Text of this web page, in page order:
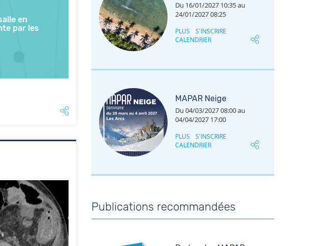
en
par les
Du 16/01/2027 10:35 au
24/01/2027 08:25
PLUS
S’INSCRIRE
CALENDRIER
MAPAR Neige
Du 04/03/2027 08:00 au
04/04/2027 17:00
PLUS
S’INSCRIRE
CALENDRIER
Publications recommandées